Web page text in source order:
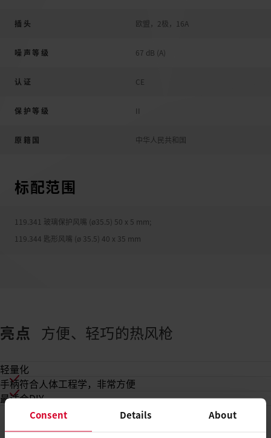
Consent Details About
插头 欧盟，2极，16A
噪声等级 67 dB (A)
认证 CE
保护等级 II
原籍国 中华人民共和国
标配范围
119.341 玻璃保护风嘴 (ø35.5) 50 x 5 mm;
119.344 匙形风嘴 (ø 35.5) 40 x 35 mm
亮点 方便、轻巧的热风枪
轻量化
手柄符合人体工程学，非常方便
最适合DIY